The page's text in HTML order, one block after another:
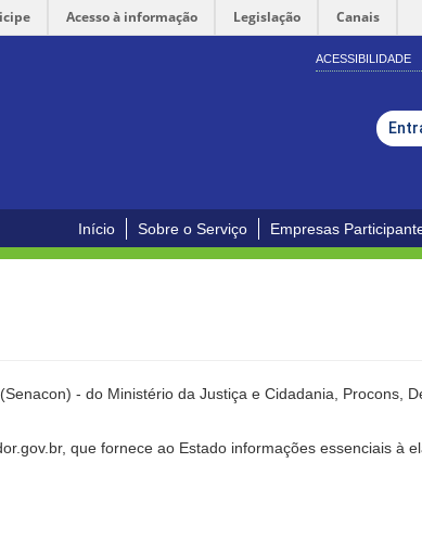
Acesso à informação Legislação Canais
ACESSIBILIDADE
Início Sobre o Serviço Empresas
- do Ministério da Justiça e Cidadania, Procons,
que fornece ao Estado informações essenciais à